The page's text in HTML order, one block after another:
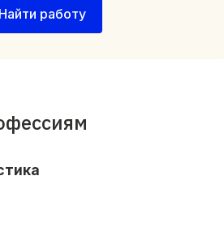
Найти работу